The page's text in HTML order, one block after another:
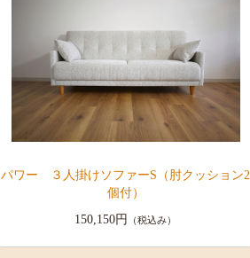
パワー ３人掛けソファーS（肘クッション2
個付）
150,150円
（税込み）